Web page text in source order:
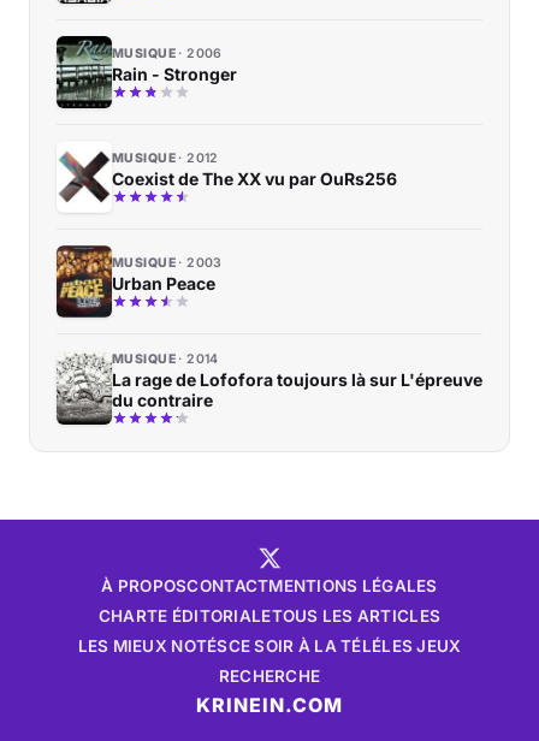
MUSIQUE 2006
Rain - Stronger
MUSIQUE 2012
Coexist de The XX vu par OuRs256
MUSIQUE 2003
Urban Peace
MUSIQUE 2014
La rage de Lofofora toujours là sur L'épreuve
du contraire
À PROPOSCONTACTMENTIONS LÉGALES
CHARTE ÉDITORIALETOUS LES ARTICLES
LES MIEUX NOTÉSCE SOIR À LA TÉLÉLES JEUX
RECHERCHE
KRINEIN.COM